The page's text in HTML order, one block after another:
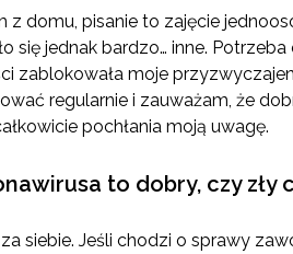
z domu, pisanie to zajęcie
się jednak bardzo… inne.
moje
regularnie i zauważam, że
pochłania moją uwagę.
to dobry, czy zły
siebie. Jeśli chodzi o sprawy